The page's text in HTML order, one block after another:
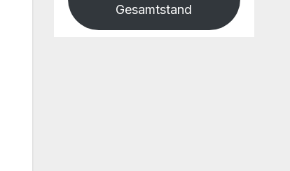
Gesamtstand